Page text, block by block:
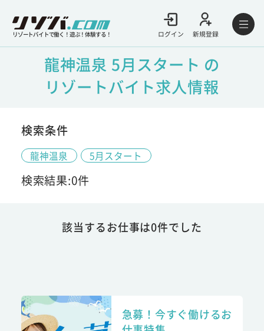
リゾートバイトで働く！遊ぶ！体験する！ ログイン 新規登録
龍神温泉 5月スタート の
リゾートバイト求人情報
検索条件
龍神温泉 5月スタート
検索結果:0件
該当するお仕事は0件でした
急募！今すぐ働けるお